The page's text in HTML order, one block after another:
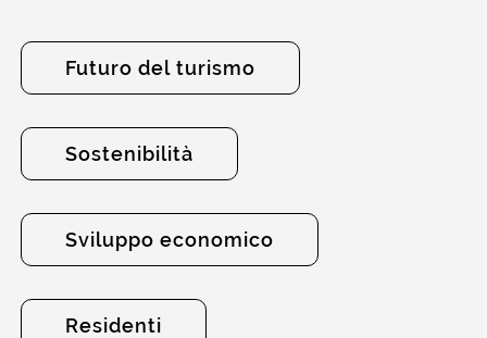
Futuro del turismo
Sostenibilità
Sviluppo economico
Residenti